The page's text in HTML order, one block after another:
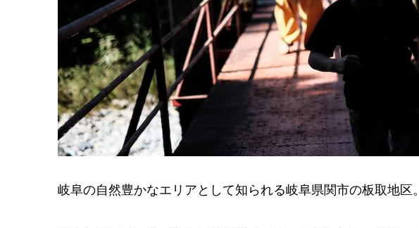
岐阜の自然豊かなエリアとして知られる岐阜県関市の板取地区。